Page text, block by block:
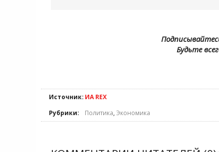
Будьте
Источник: ИА REX
Рубрики:
Политика, Экономика